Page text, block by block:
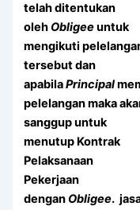
telah ditentukan
oleh Obligeeuntuk
mengikuti
tersebut dan
apabilaPrincipal
pelelangan maka
sanggup untuk
menutup Kontrak
Pelaksanaan
Pekerjaan
dengan Obligee.